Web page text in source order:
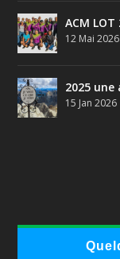
ACM LOT
12 Mai 2026
2025 une
15 Jan 2026